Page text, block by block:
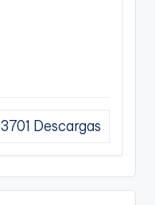
3701 Descargas